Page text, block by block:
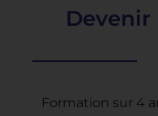
Devenir
Formation sur 4